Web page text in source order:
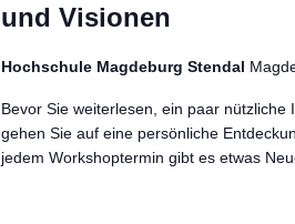
und Visionen
Hochschule Magdeburg Stendal
Bevor Sie weiterlesen, ein paar
gehen Sie auf eine persönliche
jedem Workshoptermin gibt es etwas